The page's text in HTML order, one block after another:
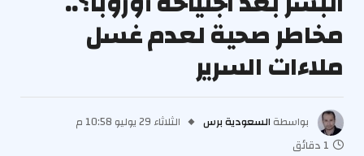
مخاطر صحية لعدم غسل
ملاءات السرير
بواسطة السعودية برس
الثلاثاء 29 يوليو 10:58 م
1 دقائق